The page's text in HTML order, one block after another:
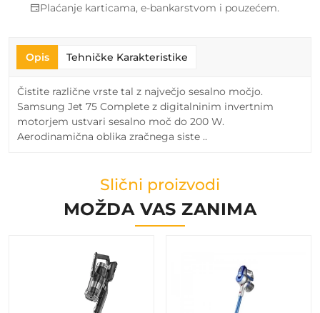
Plaćanje karticama, e-bankarstvom i pouzećem.
Opis Tehničke Karakteristike
Čistite različne vrste tal z največjo sesalno močjo.
Samsung Jet 75 Complete z digitalninim invertnim
motorjem ustvari sesalno moč do 200 W.
Aerodinamična oblika zračnega siste ..
Slični proizvodi
MOŽDA VAS ZANIMA